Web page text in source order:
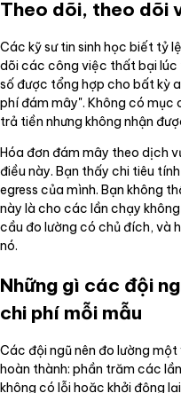
Theo dõi, theo dõi
Các kỹ sư tin sinh học biết tỷ
dõi các công việc thất bại lúc
số được tổng hợp cho bất kỳ
phí đám mây". Không có
trả tiền nhưng không nhận
Hóa đơn đám mây theo dịch
điều này. Bạn thấy chi tiêu
egress của mình. Bạn không
này là cho các lần chạy
cầu đo lường có chủ đích, và
nó.
Những gì các đội
chi phí mỗi mẫu
Các đội ngũ nên đo lường
hoàn thành: phần trăm các
không có lỗi hoặc khởi động